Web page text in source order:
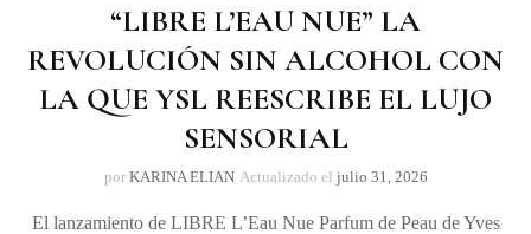
“LIBRE L’EAU NUE” LA
REVOLUCIÓN SIN ALCOHOL CON
LA QUE YSL REESCRIBE EL LUJO
SENSORIAL
por KARINA ELIAN Actualizado el julio 31, 2026
El lanzamiento de LIBRE L’Eau Nue Parfum de Peau de Yves